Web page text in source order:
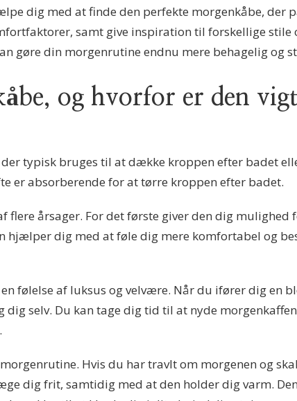
dig med at finde den perfekte morgenkåbe, der
samt give inspiration til forskellige stile
gøre din morgenrutine endnu mere behagelig og
og hvorfor er den
typisk bruges til at dække kroppen efter badet
er absorberende for at tørre kroppen efter badet.
flere årsager. For det første giver den dig
hjælper dig med at føle dig mere komfortabel og
følelse af luksus og velvære. Når du ifører dig en
selv. Du kan tage dig tid til at nyde
Hvis du har travlt om morgenen og
dig frit, samtidig med at den holder dig varm.